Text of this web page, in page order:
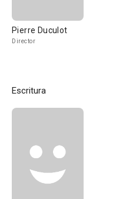
Pierre Duculot
Director
Escritura